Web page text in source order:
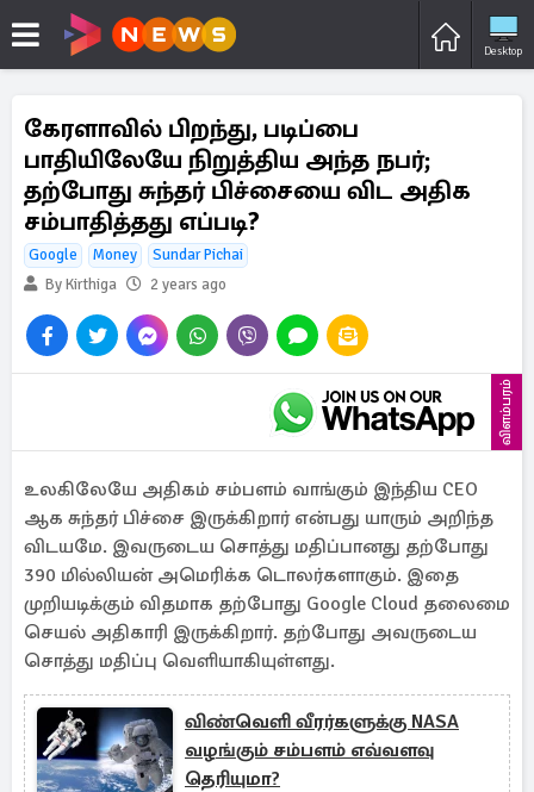
Desktop
கேரளாவில் பிறந்து, படிப்பை
பாதியிலேயே நிறுத்திய அந்த நபர்;
தற்போது சுந்தர் பிச்சையை விட அதிக
சம்பாதித்தது எப்படி?
Google Money
Sundar Pichai
By Kirthiga
2 years ago
விளம்பரம்
உலகிலேயே அதிகம் சம்பளம் வாங்கும் இந்திய CEO
ஆக சுந்தர் பிச்சை இருக்கிறார் என்பது யாரும் அறிந்த
விடயமே. இவருடைய சொத்து மதிப்பானது தற்போது
390 மில்லியன் அமெரிக்க டொலர்களாகும். இதை
முறியடிக்கும் விதமாக தற்போது Google Cloud தலைமை
செயல் அதிகாரி இருக்கிறார். தற்போது அவருடைய
சொத்து மதிப்பு வெளியாகியுள்ளது.
விண்வெளி வீரர்களுக்கு NASA
வழங்கும் சம்பளம் எவ்வளவு
தெரியுமா?